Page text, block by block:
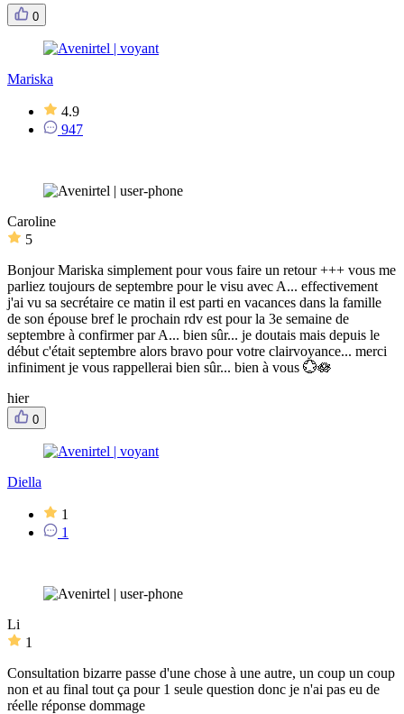
0
Mariska
4.9
947
Caroline
5
Bonjour Mariska simplement pour vous faire un retour +++ vous me
parliez toujours de septembre pour le visu avec A... effectivement
j'ai vu sa secrétaire ce matin il est parti en vacances dans la famille
de son épouse bref le prochain rdv est pour la 3e semaine de
septembre à confirmer par A... bien sûr... je doutais mais depuis le
début c'était septembre alors bravo pour votre clairvoyance... merci
infiniment je vous rappellerai bien sûr... bien à vous 💮🪷
hier
0
Diella
1
1
Li
1
Consultation bizarre passe d'une chose à une autre, un coup un coup
non et au final tout ça pour 1 seule question donc je n'ai pas eu de
réelle réponse dommage